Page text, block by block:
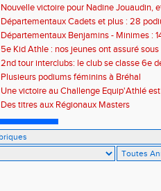
Nouvelle victoire pour Nadine Jouaudin,
granvillais à Saint-Loup
Départementaux Cadets et plus : 28
Départementaux Benjamins - Minimes :
5e Kid Athle : nos jeunes ont assuré
2nd tour interclubs: le club se classe 6e
Plusieurs podiums féminins à Bréhal
Une victoire au Challenge Equip'Athlé
Des titres aux Régionaux Masters